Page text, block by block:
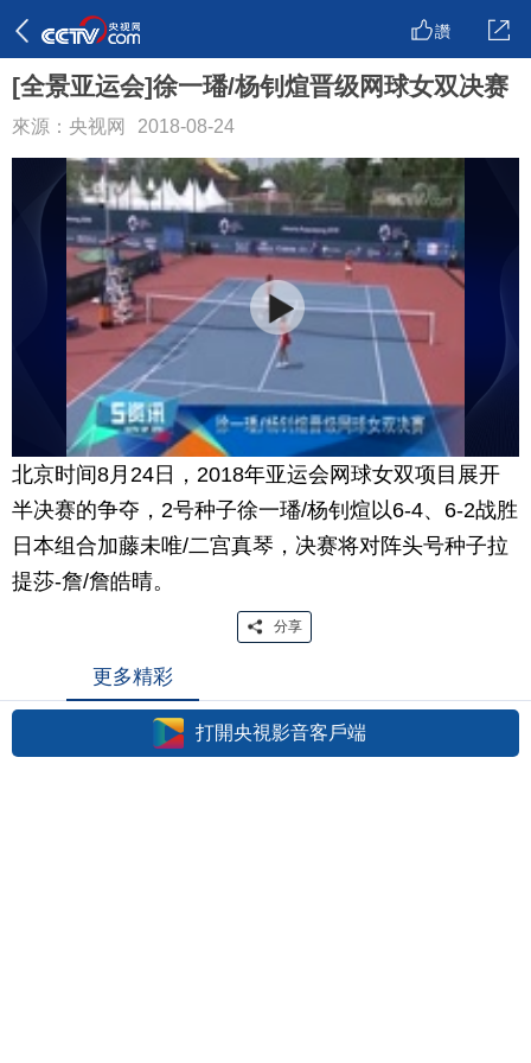
讚
[全景亚运会]徐一璠/杨钊煊晋级网球女双决赛
來源：央视网 2018-08-24
北京时间8月24日，2018年亚运会网球女双项目展开
半决赛的争夺，2号种子徐一璠/杨钊煊以6-4、6-2战胜
日本组合加藤未唯/二宫真琴，决赛将对阵头号种子拉
提莎-詹/詹皓晴。
分享
更多精彩
打開央視影音客戶端